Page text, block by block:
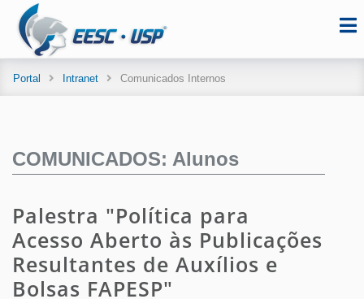
Portal Intranet Comunicados Internos
COMUNICADOS: Alunos
Palestra "Política para
Acesso Aberto às Publicações
Resultantes de Auxílios e
Bolsas FAPESP"